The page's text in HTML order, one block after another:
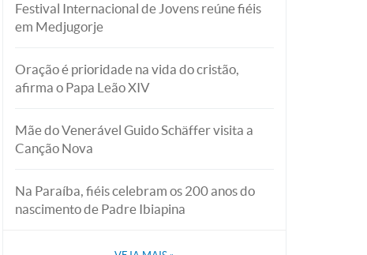
Festival Internacional de Jovens reúne fiéis
em Medjugorje
Oração é prioridade na vida do cristão,
afirma o Papa Leão XIV
Mãe do Venerável Guido Schäffer visita a
Canção Nova
Na Paraíba, fiéis celebram os 200 anos do
nascimento de Padre Ibiapina